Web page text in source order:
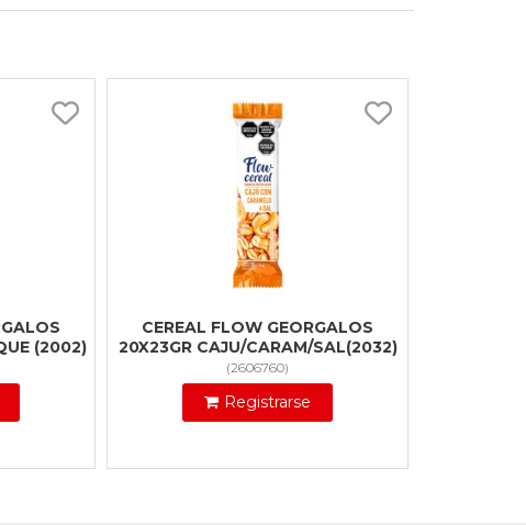
(2002)
CEREAL FLOW GEORGALOS
20X23GR CAJU/CARAM/SAL(2032)
(2606760)
Registrarse